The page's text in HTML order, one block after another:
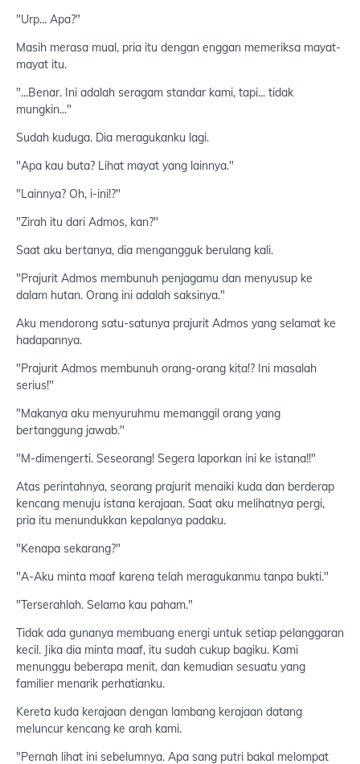
"Urp... Apa?"
Masih merasa mual, pria itu dengan enggan memeriksa mayat-
mayat itu.
"...Benar. Ini adalah seragam standar kami, tapi... tidak
mungkin..."
Sudah kuduga. Dia meragukanku lagi.
"Apa kau buta? Lihat mayat yang lainnya."
"Lainnya? Oh, i-ini!?"
"Zirah itu dari Admos, kan?"
Saat aku bertanya, dia mengangguk berulang kali.
"Prajurit Admos membunuh penjagamu dan menyusup ke
dalam hutan. Orang ini adalah saksinya."
Aku mendorong satu-satunya prajurit Admos yang selamat ke
hadapannya.
"Prajurit Admos membunuh orang-orang kita!? Ini masalah
serius!"
"Makanya aku menyuruhmu memanggil orang yang
bertanggung jawab."
"M-dimengerti. Seseorang! Segera laporkan ini ke istana!!"
Atas perintahnya, seorang prajurit menaiki kuda dan berderap
kencang menuju istana kerajaan. Saat aku melihatnya pergi,
pria itu menundukkan kepalanya padaku.
"Kenapa sekarang?"
"A-Aku minta maaf karena telah meragukanmu tanpa bukti."
"Terserahlah. Selama kau paham."
Tidak ada gunanya membuang energi untuk setiap pelanggaran
kecil. Jika dia minta maaf, itu sudah cukup bagiku. Kami
menunggu beberapa menit, dan kemudian sesuatu yang
familier menarik perhatianku.
Kereta kuda kerajaan dengan lambang kerajaan datang
meluncur kencang ke arah kami.
"Pernah lihat ini sebelumnya. Apa sang putri bakal melompat